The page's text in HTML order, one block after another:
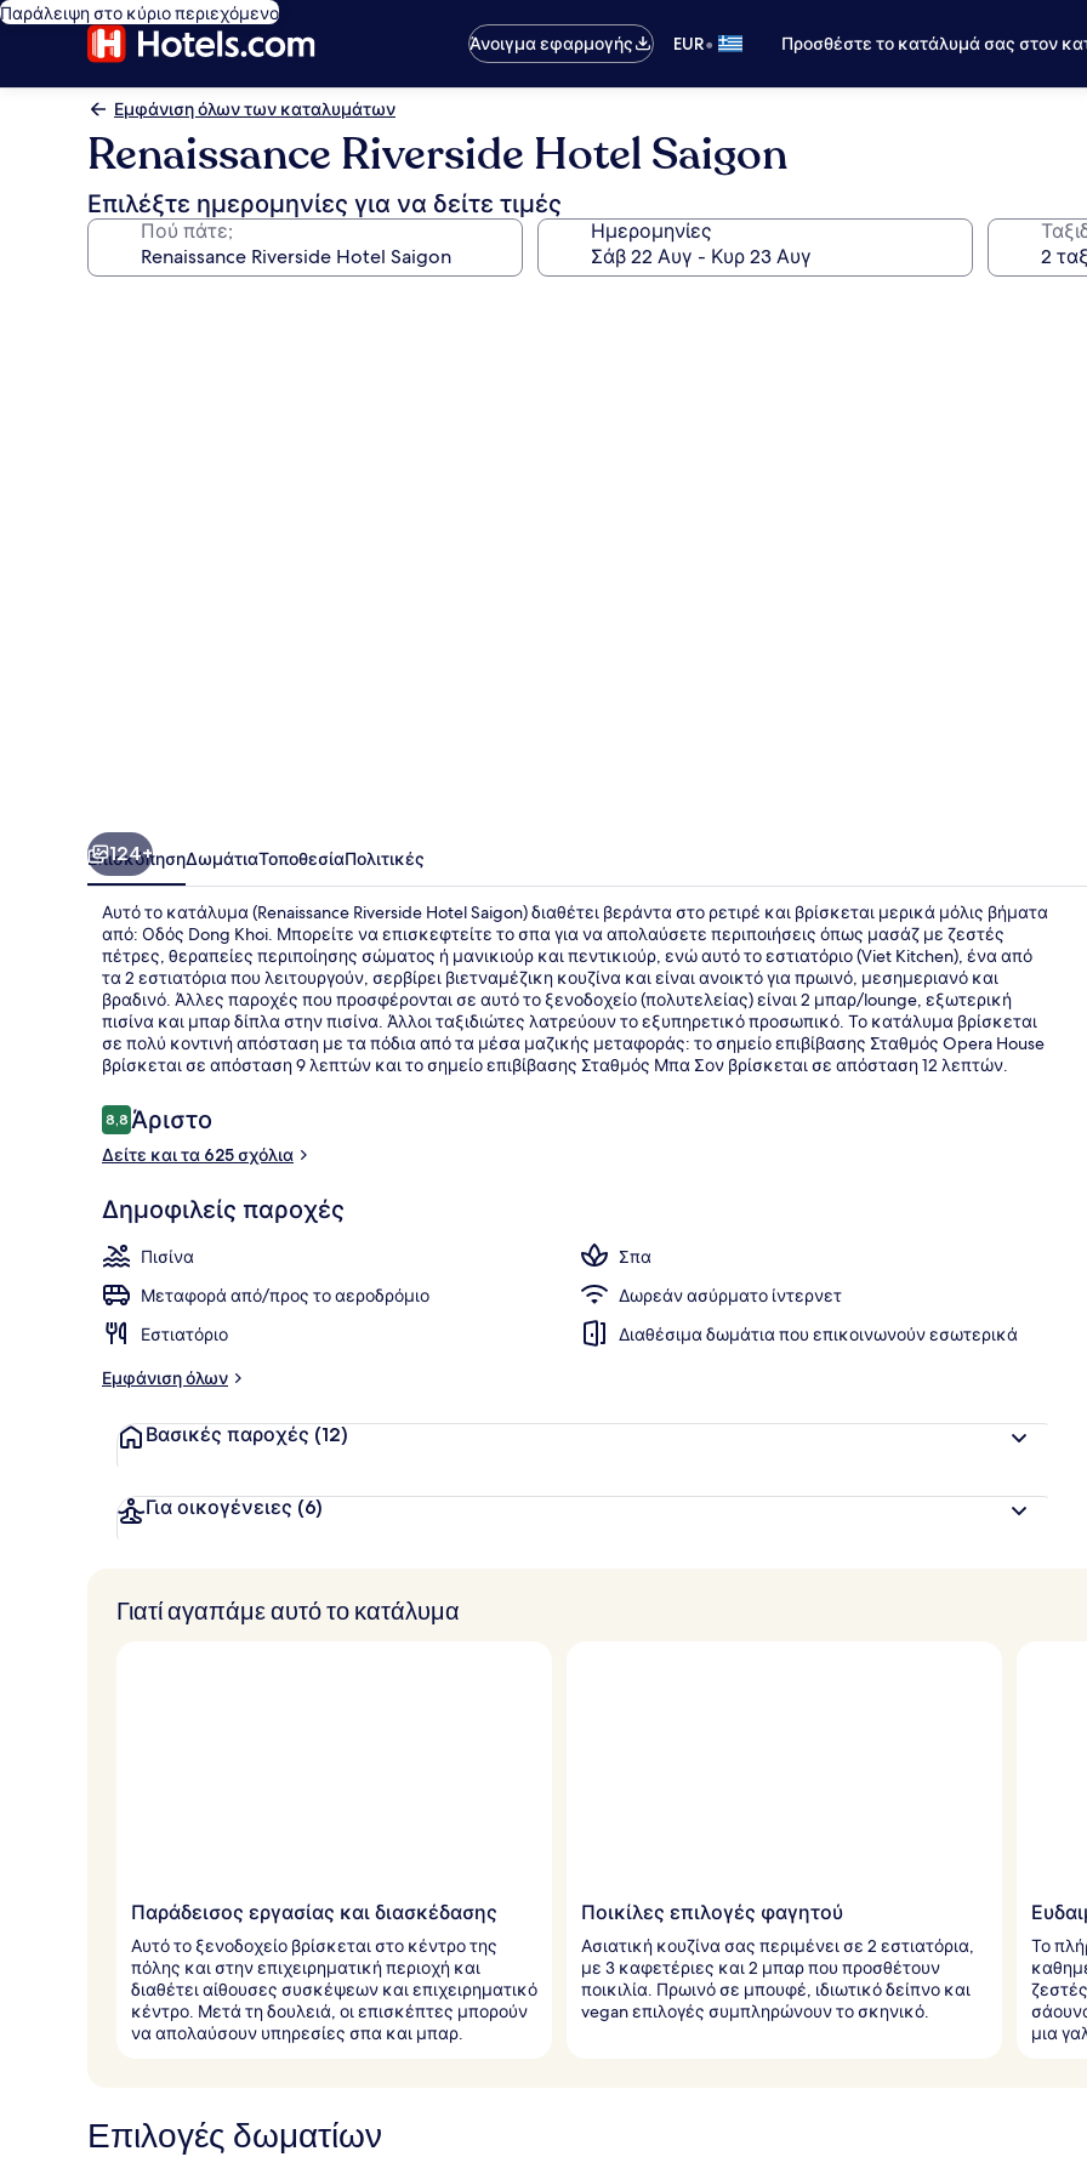
Παράλειψη στο κύριο περιεχόμενο
Άνοιγμα εφαρμογής
EUR• Προσθέστε το κατάλυμά σας στον
Εμφάνιση όλων των καταλυμάτων
Renaissance Riverside Hotel Saigon
Επιλέξτε ημερομηνίες για να δείτε τιμές
Πού πάτε; Ημερομηνίες
2
124+
ΕπισκόπησηΔωμάτιαΤοποθεσίαΠολιτικές
Αυτό το κατάλυμα (Renaissance Riverside Hotel Saigon) διαθέτει βεράντα στο ρετιρέ και βρίσκεται μερικά μόλις βήματα
από: Οδός Dong Khoi. Μπορείτε να επισκεφτείτε το σπα για να απολαύσετε περιποιήσεις όπως μασάζ με ζεστές
πέτρες, θεραπείες περιποίησης σώματος ή μανικιούρ και πεντικιούρ, ενώ αυτό το εστιατόριο (Viet Kitchen), ένα από
τα 2 εστιατόρια που λειτουργούν, σερβίρει βιετναμέζικη κουζίνα και είναι ανοικτό για πρωινό, μεσημεριανό και
βραδινό. Άλλες παροχές που προσφέρονται σε αυτό το ξενοδοχείο (πολυτελείας) είναι 2 μπαρ/lounge, εξωτερική
πισίνα και μπαρ δίπλα στην πισίνα. Άλλοι ταξιδιώτες λατρεύουν το εξυπηρετικό προσωπικό. Το κατάλυμα βρίσκεται
σε πολύ κοντινή απόσταση με τα πόδια από τα μέσα μαζικής μεταφοράς: το σημείο επιβίβασης Σταθμός Opera House
βρίσκεται σε απόσταση 9 λεπτών και το σημείο επιβίβασης Σταθμός Μπα Σον βρίσκεται σε απόσταση 12 λεπτών.
Σχόλια
8,88,8 στα 10
Άριστο
Δείτε και τα 625 σχόλια
Δημοφιλείς παροχές
Πισίνα
Σπα
Μεταφορά από/προς το αεροδρόμιο
Δωρεάν ασύρματο ίντερνετ
Εστιατόριο
Διαθέσιμα δωμάτια που επικοινωνούν εσωτερικά
Εμφάνιση όλων
Βασικές παροχές (12)
Για οικογένειες (6)
Γιατί αγαπάμε αυτό το κατάλυμα
Παράδεισος εργασίας και διασκέδασης
Αυτό το ξενοδοχείο βρίσκεται στο κέντρο της
πόλης και στην επιχειρηματική περιοχή και
διαθέτει αίθουσες συσκέψεων και επιχειρηματικό
κέντρο. Μετά τη δουλειά, οι επισκέπτες μπορούν
να απολαύσουν υπηρεσίες σπα και μπαρ.
Ποικίλες επιλογές φαγητού
Ασιατική κουζίνα σας περιμένει σε 2 εστιατόρια,
με 3 καφετέριες και 2 μπαρ που προσθέτουν
ποικιλία. Πρωινό σε μπουφέ, ιδιωτικό δείπνο και
vegan επιλογές συμπληρώνουν το σκηνικό.
Το
μια
Επιλογές δωματίων